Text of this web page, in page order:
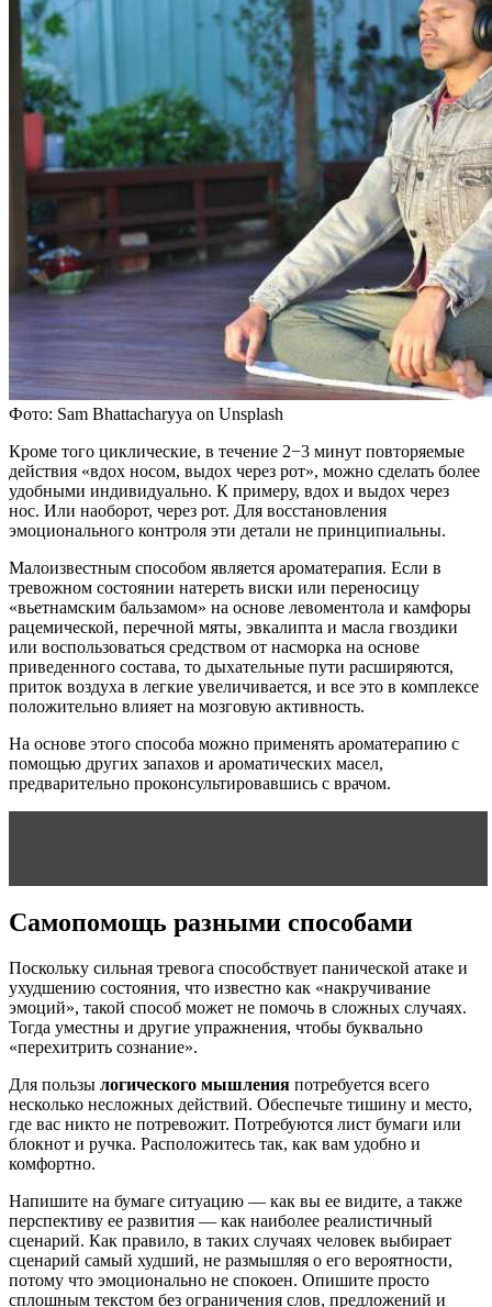
Фото: Sam Bhattacharyya on Unsplash
Кроме того циклические, в течение 2−3 минут повторяемые
действия «вдох носом, выдох через рот», можно сделать более
удобными индивидуально. К примеру, вдох и выдох через
нос. Или наоборот, через рот. Для восстановления
эмоционального контроля эти детали не принципиальны.
Малоизвестным способом является ароматерапия. Если в
тревожном состоянии натереть виски или переносицу
«вьетнамским бальзамом» на основе левоментола и камфоры
рацемической, перечной мяты, эвкалипта и масла гвоздики
или воспользоваться средством от насморка на основе
приведенного состава, то дыхательные пути расширяются,
приток воздуха в легкие увеличивается, и все это в комплексе
положительно влияет на мозговую активность.
На основе этого способа можно применять ароматерапию с
помощью других запахов и ароматических масел,
предварительно проконсультировавшись с врачом.
Самопомощь разными способами
Поскольку сильная тревога способствует панической атаке и
ухудшению состояния, что известно как «накручивание
эмоций», такой способ может не помочь в сложных случаях.
Тогда уместны и другие упражнения, чтобы буквально
«перехитрить сознание».
Для пользы логического мышления потребуется всего
несколько несложных действий. Обеспечьте тишину и место,
где вас никто не потревожит. Потребуются лист бумаги или
блокнот и ручка. Расположитесь так, как вам удобно и
комфортно.
Напишите на бумаге ситуацию — как вы ее видите, а также
перспективу ее развития — как наиболее реалистичный
сценарий. Как правило, в таких случаях человек выбирает
сценарий самый худший, не размышляя о его вероятности,
потому что эмоционально не спокоен. Опишите просто
сплошным текстом без ограничения слов, предложений и